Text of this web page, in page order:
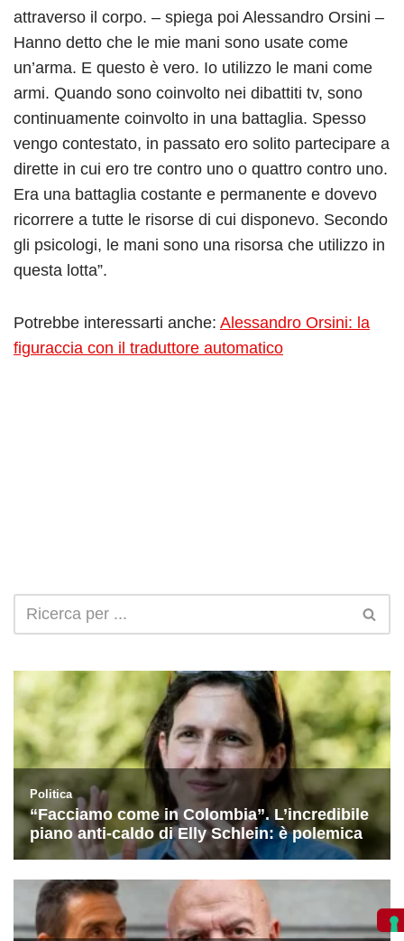
attraverso il corpo. – spiega poi Alessandro Orsini –
Hanno detto che le mie mani sono usate come
un’arma. E questo è vero. Io utilizzo le mani come
armi. Quando sono coinvolto nei dibattiti tv, sono
continuamente coinvolto in una battaglia. Spesso
vengo contestato, in passato ero solito partecipare a
dirette in cui ero tre contro uno o quattro contro uno.
Era una battaglia costante e permanente e dovevo
ricorrere a tutte le risorse di cui disponevo. Secondo
gli psicologi, le mani sono una risorsa che utilizzo in
questa lotta”.
Potrebbe interessarti anche: Alessandro Orsini: la
figuraccia con il traduttore automatico